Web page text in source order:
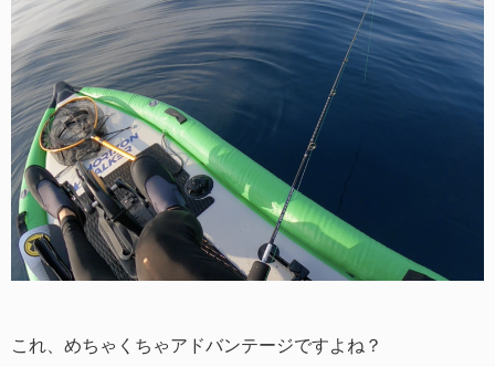
これ、めちゃくちゃアドバンテージですよね？